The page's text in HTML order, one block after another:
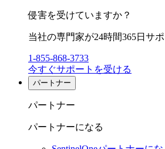
侵害を受けていますか？
当社の専門家が24時間365日サポ
1-855-868-3733
今すぐサポートを受ける
パートナー
パートナー
パートナーになる